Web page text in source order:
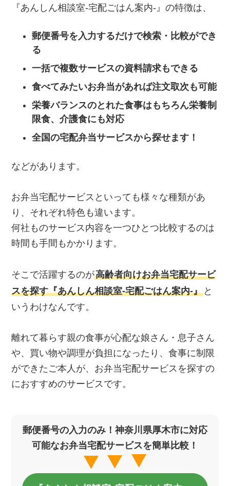
『あんしん相談室‐宅配ごはん案内‐』の特徴は、
郵便番号を入力するだけで検索・比較ができ
る
一括で複数サービスの資料請求もできる
食べてみたいお弁当があれば注文取次も可能
栄養バランスのとれた食事はもちろん栄養制
限食、介護食にも対応
全国の宅配弁当サービスから探せます！
などがあります。
お弁当宅配サービスといっても様々な種類があ
り、それぞれ特色も違います。
何社ものサービス内容を一つひとつ比較するのは
時間も手間もかかります。
そこで活躍するのが高齢者向けお弁当宅配サービ
スを探す『あんしん相談室‐宅配ごはん案内‐』 と
いうわけなんです。
離れて暮らす親の食事が心配な娘さん・息子さん
や、買い物や調理が負担になったり、食事に制限
ができたご本人が、お弁当宅配サービスを探すの
におすすめのサービスです。
郵便番号の入力のみ！神奈川県厚木市に対応
可能なお弁当宅配サービスを簡単比較！